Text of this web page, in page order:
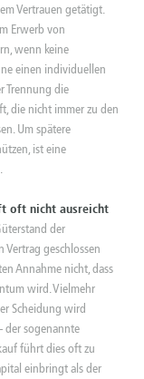
Vertrauen getätigt.
Erwerb von
wenn keine
einen individuellen
Trennung die
die nicht immer zu den
Um spätere
ist eine
oft nicht ausreicht
der
geschlossen
Annahme nicht, dass
wird. Vielmehr
Scheidung wird
der sogenannte
führt dies oft zu
einbringt als der